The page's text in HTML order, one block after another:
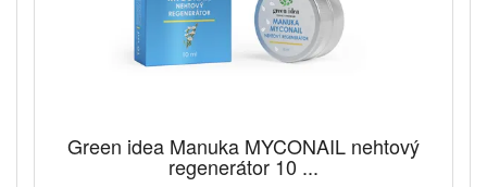
Green idea Manuka MYCONAIL nehtový
regenerátor 10 ...